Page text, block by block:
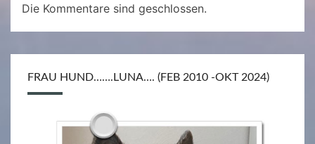
Die Kommentare sind geschlossen.
FRAU HUND…….LUNA…. (FEB 2010 -OKT 2024)